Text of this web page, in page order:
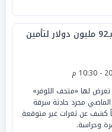
«حصن اللوفر».. خطة بـ92 مليون دولار لتأمين
لها «متحف اللوفر»
مجرد حادثة سرقة
كشف عن ثغرات غير متوقعة
وحراسة.